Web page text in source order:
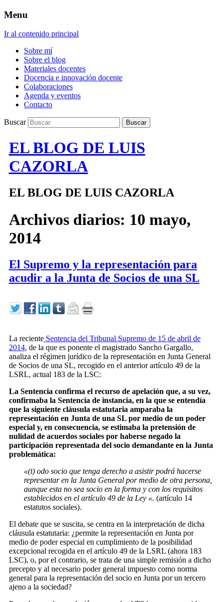
Menu
Ir al contenido principal
Sobre mí
Sobre el blog
Materiales docentes
Docencia e innovación docente
Colaboraciones
Agenda y eventos
Contacto
Buscar
EL BLOG DE LUIS
CAZORLA
EL BLOG DE LUIS CAZORLA
Archivos diarios: 10 mayo,
2014
El Supremo y la representación para
acudir a la Junta de Socios de una SL
La recienteSentencia del Tribunal Supremo de 15 de abril de
2014, de la que es ponente el magistrado Sancho Gargallo,
analiza el régimen jurídico de la representación en Junta General
de Socios de una SL, recogido en el anterior artículo 49 de la
LSRL, actual 183 de la LSC:
La Sentencia confirma el recurso de apelación que, a su vez,
confirmaba la Sentencia de instancia, en la que se entendía
que la siguiente cláusula estatutaria amparaba la
representación en Junta de una SL por medio de un poder
especial y, en consecuencia, se estimaba la pretensión de
nulidad de acuerdos sociales por haberse negado la
participación representada del socio demandante en la Junta
problemática:
«(t) odo socio que tenga derecho a asistir podrá hacerse
representar en la Junta General por medio de otra persona,
aunque esta no sea socio en la forma y con los requisitos
establecidos en el artículo 49 de la Ley «. (artículo 14
estatutos sociales).
El debate que se suscita, se centra en la interpretación de dicha
cláusula estatutaria: ¿permite la representación en Junta por
medio de poder especial en cumplimiento de la posibilidad
excepcional recogida en el artículo 49 de la LSRL (ahora 183
LSC), o, por el contrario, se trata de una simple remisión a dicho
precepto y al necesario poder general impuesto como norma
general para la representación del socio en Junta por un tercero
ajeno a la sociedad?